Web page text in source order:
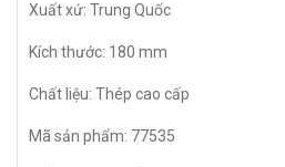
Xuất xứ: Trung Quốc
Kích thước: 180 mm
Chất liệu: Thép cao cấp
Mã sản phẩm: 77535